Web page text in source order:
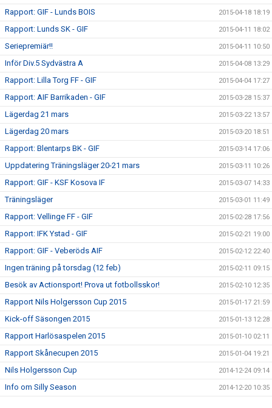
Rapport: GIF - Lunds BOIS 2015-04-18 18:19
Rapport: Lunds SK - GIF 2015-04-11 18:02
Seriepremiär!! 2015-04-11 10:50
Inför Div.5 Sydvästra A 2015-04-08 13:29
Rapport: Lilla Torg FF - GIF 2015-04-04 17:27
Rapport: AIF Barrikaden - GIF 2015-03-28 15:37
Lägerdag 21 mars 2015-03-22 13:57
Lägerdag 20 mars 2015-03-20 18:51
Rapport: Blentarps BK - GIF 2015-03-14 17:06
Uppdatering Träningsläger 20-21 mars 2015-03-11 10:26
Rapport: GIF - KSF Kosova IF 2015-03-07 14:33
Träningsläger 2015-03-01 11:49
Rapport: Vellinge FF - GIF 2015-02-28 17:56
Rapport: IFK Ystad - GIF 2015-02-21 19:00
Rapport: GIF - Veberöds AIF 2015-02-12 22:40
Ingen träning på torsdag (12 feb) 2015-02-11 09:15
Besök av Actionsport! Prova ut fotbollsskor! 2015-02-10 12:35
Rapport Nils Holgersson Cup 2015 2015-01-17 21:59
Kick-off Säsongen 2015 2015-01-13 12:28
Rapport Harlösaspelen 2015 2015-01-10 02:11
Rapport Skånecupen 2015 2015-01-04 19:21
Nils Holgersson Cup 2014-12-24 09:14
Info om Silly Season 2014-12-20 10:35